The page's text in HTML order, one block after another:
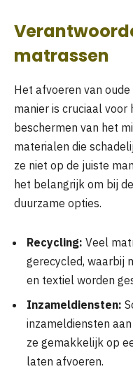
matrassen
Het afvoeren van
manier is cruciaal
beschermen van het
materialen die
ze niet op de juiste
het belangrijk om bij
duurzame opties.
Recycling: Veel
gerecycled, waarbij
en textiel worden
Inzameldiensten:
inzameldiensten
ze gemakkelijk op
laten afvoeren.